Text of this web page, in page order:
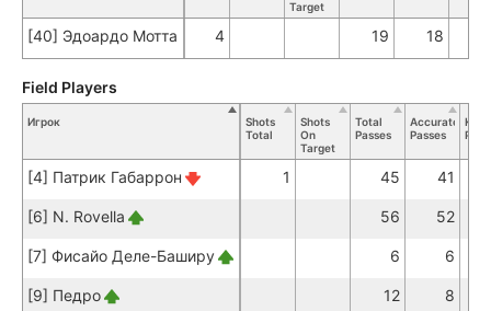
Target
[40] Эдоардо Мотта 4 19 18
Игрок
Shots
Total
Shots
On
Target
Total
Passes
Accurate
Passes
Key
[4] Патрик Габаррон 1 45 41
[6] N. Rovella 56 52
[7] Фисайо Деле-Баширу 6 6
[9] Педро 12 8
Field Players